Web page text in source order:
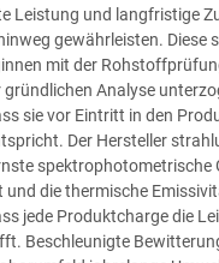
Leistung und langfristige
gewährleisten. Diese
mit der
gründlichen Analyse
sie vor Eintritt in den
Der Hersteller
spektrophotometrische
und die thermische
jede Produktcharge die
Beschleunigte